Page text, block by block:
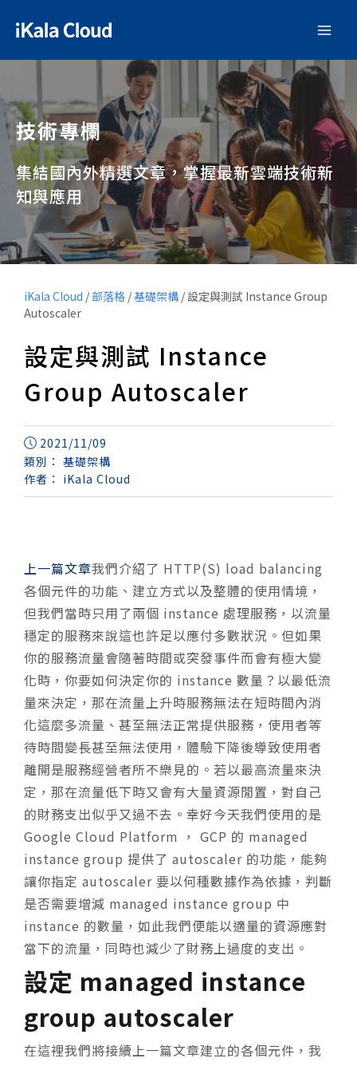
技術專欄
集結國內外精選文章，掌握最新雲端技術新
知與應用
iKala Cloud /部落格 /基礎架構 / 設定與測試 Instance Group
Autoscaler
設定與測試 Instance
Group Autoscaler
2021/11/09
類別： 基礎架構
作者： iKala Cloud
上一篇文章我們介紹了 HTTP(S) load balancing
各個元件的功能、建立方式以及整體的使用情境，
但我們當時只用了兩個 instance 處理服務，以流量
穩定的服務來說這也許足以應付多數狀況。但如果
你的服務流量會隨著時間或突發事件而會有極大變
化時，你要如何決定你的 instance 數量？以最低流
量來決定，那在流量上升時服務無法在短時間內消
化這麼多流量、甚至無法正常提供服務，使用者等
待時間變長甚至無法使用，體驗下降後導致使用者
離開是服務經營者所不樂見的。若以最高流量來決
定，那在流量低下時又會有大量資源閒置，對自己
的財務支出似乎又過不去。幸好今天我們使用的是
Google Cloud Platform ， GCP 的 managed
instance group 提供了 autoscaler 的功能，能夠
讓你指定 autoscaler 要以何種數據作為依據，判斷
是否需要增減 managed instance group 中
instance 的數量，如此我們便能以適量的資源應對
當下的流量，同時也減少了財務上過度的支出。
設定 managed instance
group autoscaler
在這裡我們將接續上一篇文章建立的各個元件，我